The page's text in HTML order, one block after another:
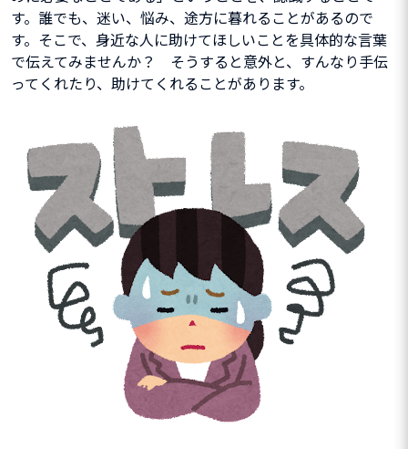
す。誰でも、迷い、悩み、途方に暮れることがあるので
す。そこで、身近な人に助けてほしいことを具体的な言葉
で伝えてみませんか？ そうすると意外と、すんなり手伝
ってくれたり、助けてくれることがあります。